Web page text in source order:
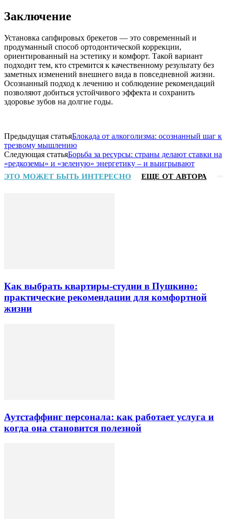
Заключение
Установка сапфировых брекетов — это современный и
продуманный способ ортодонтической коррекции,
ориентированный на эстетику и комфорт. Такой вариант
подходит тем, кто стремится к качественному результату без
заметных изменений внешнего вида в повседневной жизни.
Осознанный подход к лечению и соблюдение рекомендаций
позволяют добиться устойчивого эффекта и сохранить
здоровье зубов на долгие годы.
Предыдущая статьяБлокада от алкоголизма: осознанный шаг к
трезвому мышлению
Следующая статьяБорьба за ресурсы: страны делают ставки на
«редкоземы» и «зеленую» энергетику – и выигрывают
ЭТО МОЖЕТ БЫТЬ ИНТЕРЕСНО ЕЩЕ ОТ АВТОРА
Как выбрать квартиры-студии в Пушкино:
практические рекомендации для комфортной
жизни
Аутстаффинг персонала: как работает услуга и
когда она становится полезной